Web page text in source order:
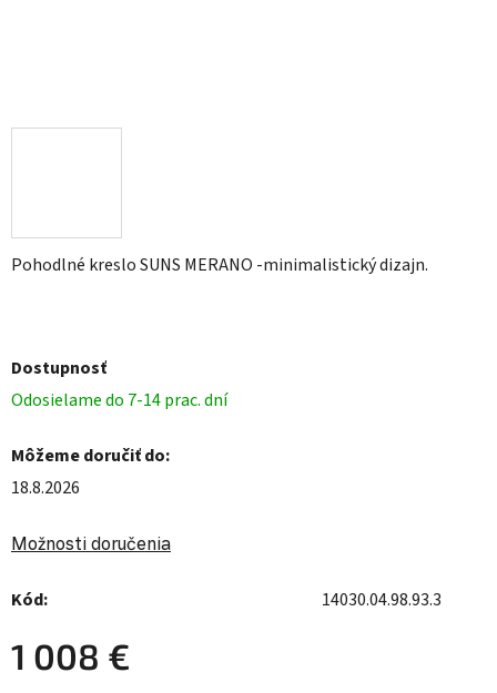
Pohodlné kreslo SUNS MERANO -minimalistický dizajn.
Dostupnosť
Odosielame do 7-14 prac. dní
Môžeme doručiť do:
18.8.2026
Možnosti doručenia
Kód: 14030.04.98.93.3
1 008 €